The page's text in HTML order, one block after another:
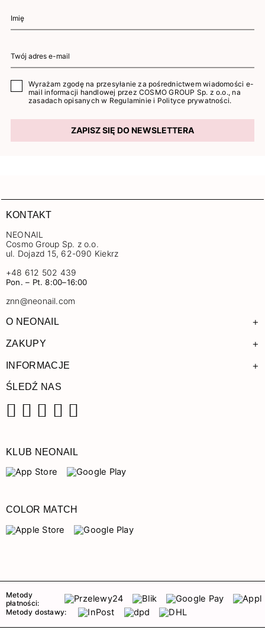
Wyrażam zgodę na przesyłanie za pośrednictwem wiadomości e-
mail informacji handlowej przez COSMO GROUP Sp. z o.o., na
zasadach opisanych w Regulaminie i Polityce prywatności.
ZAPISZ SIĘ DO NEWSLETTERA
KONTAKT
NEONAIL
Cosmo Group Sp. z o.o.
ul. Dojazd 15, 62-090 Kiekrz
+48 612 502 439
Pon. – Pt. 8:00–16:00
znn@neonail.com
O NEONAIL +
ZAKUPY +
INFORMACJE +
ŚLEDŹ NAS
KLUB NEONAIL
COLOR MATCH
Metody
płatności:
Metody dostawy: